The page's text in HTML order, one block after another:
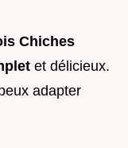
Chiches
et délicieux.
adapter